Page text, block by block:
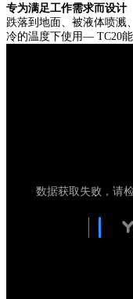
专为满足工作需求而设计
跌落到地面、被液体喷
冷的温度下使用— TC20